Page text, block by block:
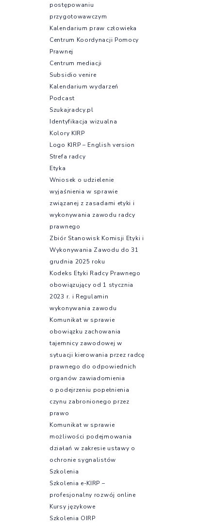
postępowaniu
przygotowawczym
Kalendarium praw człowieka
Centrum Koordynacji Pomocy
Prawnej
Centrum mediacji
Subsidio venire
Kalendarium wydarzeń
Podcast
Szukajradcy.pl
Identyfikacja wizualna
Kolory KIRP
Logo KIRP – English version
Strefa radcy
Etyka
Wniosek o udzielenie
wyjaśnienia w sprawie
związanej z zasadami etyki i
wykonywania zawodu radcy
prawnego
Zbiór Stanowisk Komisji Etyki i
Wykonywania Zawodu do 31
grudnia 2025 roku
Kodeks Etyki Radcy Prawnego
obowiązujący od 1 stycznia
2023 r. i Regulamin
wykonywania zawodu
Komunikat w sprawie
obowiązku zachowania
tajemnicy zawodowej w
sytuacji kierowania przez radcę
prawnego do odpowiednich
organów zawiadomienia
o podejrzeniu popełnienia
czynu zabronionego przez
prawo
Komunikat w sprawie
możliwości podejmowania
działań w zakresie ustawy o
ochronie sygnalistów
Szkolenia
Szkolenia e-KIRP –
profesjonalny rozwój online
Kursy językowe
Szkolenia OIRP